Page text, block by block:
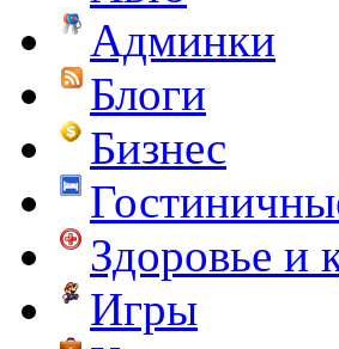
Админки
Блоги
Бизнес
Здоровье и
Игры